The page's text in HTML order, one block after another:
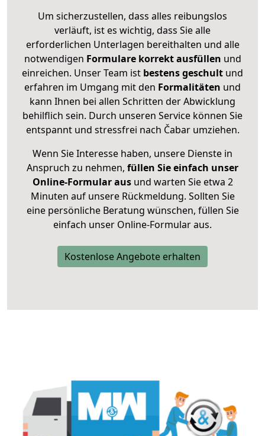
Um sicherzustellen, dass alles reibungslos
verläuft, ist es wichtig, dass Sie alle
erforderlichen Unterlagen bereithalten und alle
notwendigen Formulare korrekt ausfüllen und
einreichen. Unser Team ist bestens geschult und
erfahren im Umgang mit den Formalitäten und
kann Ihnen bei allen Schritten der Abwicklung
behilflich sein. Durch unseren Service können Sie
entspannt und stressfrei nach Čabar umziehen.
Wenn Sie Interesse haben, unsere Dienste in
Anspruch zu nehmen, füllen Sie einfach unser
Online-Formular ausund warten Sie etwa 2
Minuten auf unsere Rückmeldung. Sollten Sie
eine persönliche Beratung wünschen, füllen Sie
einfach unser Online-Formular aus.
Kostenlose Angebote erhalten